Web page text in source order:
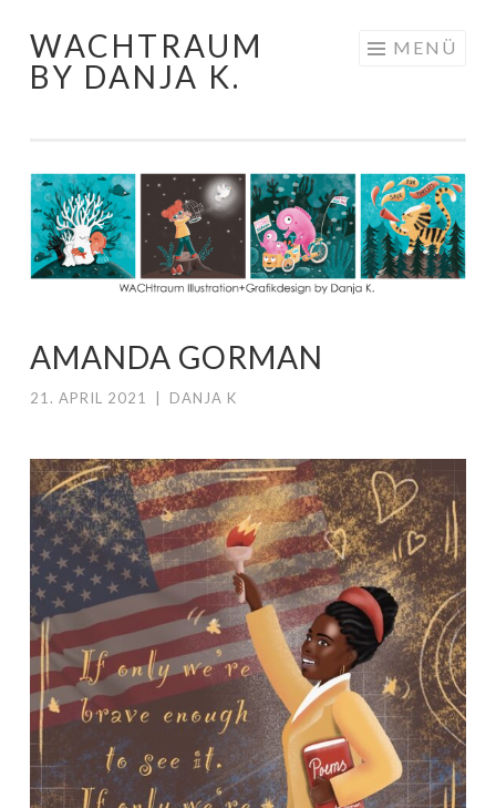
Springe
zum
WACHTRAUM
BY DANJA K.
MENÜ
AMANDA GORMAN
21. APRIL 2021 DANJA K